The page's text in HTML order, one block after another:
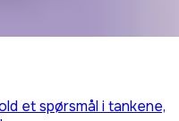
et spørsmål i tankene,